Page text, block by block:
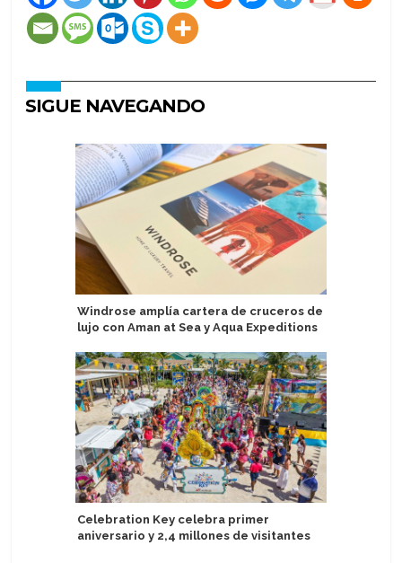
SIGUE NAVEGANDO
Windrose amplía cartera de cruceros de
lujo con Aman at Sea y Aqua Expeditions
Celebration Key celebra primer
aniversario y 2,4 millones de visitantes